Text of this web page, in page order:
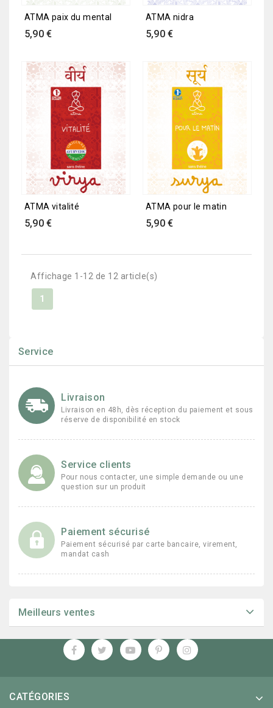
ATMA paix du mental
Prix
5,90 €
ATMA nidra
Prix
5,90 €
ATMA vitalité
Prix
5,90 €
ATMA pour le matin
Prix
5,90 €
Affichage 1-12 de 12 article(s)
1
Service
Livraison
Livraison en 48h, dès réception du paiement et sous
réserve de disponibilité en stock
Service clients
Pour nous contacter, une simple demande ou une
question sur un produit
Paiement sécurisé
Paiement sécurisé par carte bancaire, virement,
mandat cash
Meilleurs ventes
CATÉGORIES